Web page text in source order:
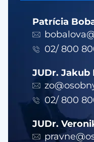
Patrícia
02/ 800
JUDr. Jakub
02/ 800
JUDr.